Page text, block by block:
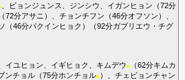
、 ビョンジュンス ジンシウ イガンヒョン （72分
（72分アサニ ）、 チョンチフン （46分オフソン ）、
（46分パクインヒョク ）（92分ガブリエウ・チグ
イユヒョン イギヒョク キムデウ■（62分キムカ
ンチョル（75分ホンチョル■）、 チェビョンチャン